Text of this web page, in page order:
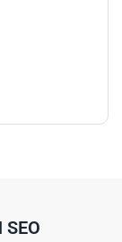
SEO